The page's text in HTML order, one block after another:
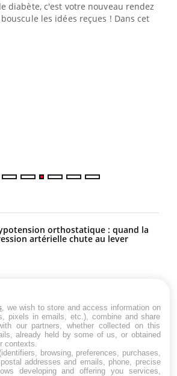
diabète, c'est votre nouveau rendez-
les idées reçues ! Dans cet
orthostatique : quand la
artérielle chute au lever
de Charcot (Sclérose latérale
, we wish to store and access information on
pixels in emails, etc.), combine and share
our partners, whether collected on this
already held by some of us, or obtained
contexts.
browsing, preferences, purchases,
addresses and emails, phone, precise
developing and offering you services,